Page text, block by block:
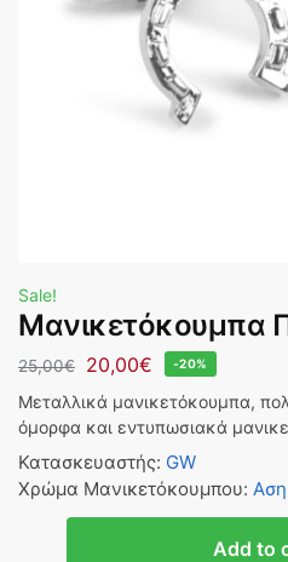
Sale!
Μανικετόκουμπα
25,00€ 20,00€ -20%
Μεταλλικά μανικετόκουμπα,
όμορφα και εντυπωσιακά
Κατασκευαστής: GW
Χρώμα Μανικετόκουμπου:
Add to